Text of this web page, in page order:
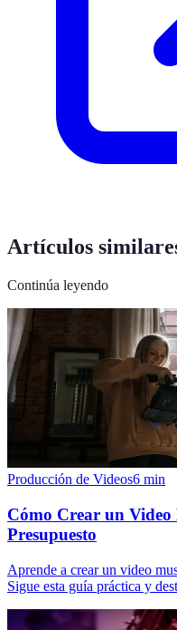
Artículos
Continúa leyendo
Producción de Videos6 min
Cómo Crear un
Presupuesto
Aprende a crear un video
Sigue esta guía práctica y